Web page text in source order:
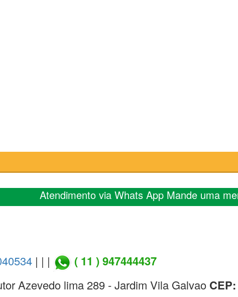
Atendimento via Whats App Mande uma
| | |
( 11 ) 947444437
Azevedo lima 289 - Jardim Vila Galvao CEP: